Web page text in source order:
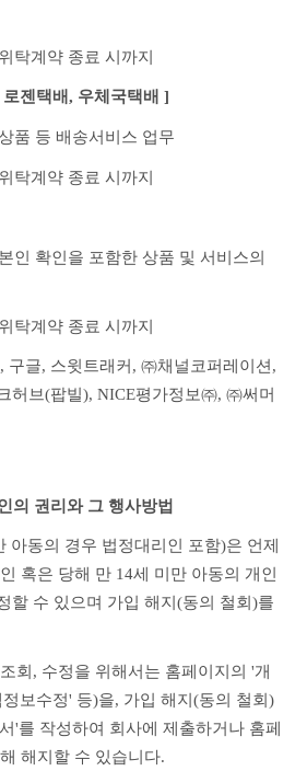
탁계약 종료 시까지
젠택배, 우체국택배 ]
품 등 배송서비스 업무
탁계약 종료 시까지
인 확인을 포함한 상품 및 서비스의
탁계약 종료 시까지
글, 스윗트래커, ㈜채널코퍼레이션,
허브(팝빌), NICE평가정보㈜, ㈜써머
의 권리와 그 행사방법
동의 경우 법정대리인 포함)은 언제
혹은 당해 만 14세 미만 아동의 개인
할 수 있으며 가입 해지(동의 철회)를
회, 수정을 위해서는 홈페이지의 '개
보수정' 등)을, 가입 해지(동의 철회)
'를 작성하여 회사에 제출하거나 홈페
해지할 수 있습니다.